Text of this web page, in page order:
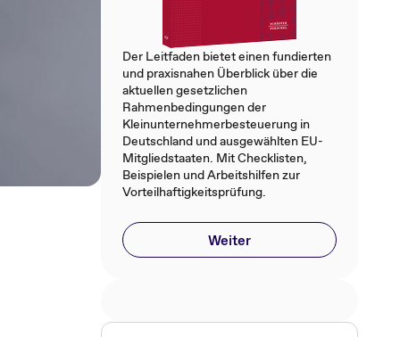
Der Leitfaden bietet einen fundierten
und praxisnahen Überblick über die
aktuellen gesetzlichen
Rahmenbedingungen der
Kleinunternehmerbesteuerung in
Deutschland und ausgewählten EU-
Mitgliedstaaten. Mit Checklisten,
Beispielen und Arbeitshilfen zur
Vorteilhaftigkeitsprüfung.
Weiter